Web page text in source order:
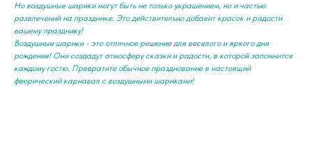
Но воздушные шарики могут быть не только украшением, но и частью
развлечений на празднике. Это действительно добавит красок и радости
вашему празднику!
Воздушные шарики - это отличное решение для веселого и яркого дня
рождения! Они создадут атмосферу сказки и радости, в которой запомнится
каждому гостю. Превратите обычное празднование в настоящий
феерический карнавал с воздушными шариками!